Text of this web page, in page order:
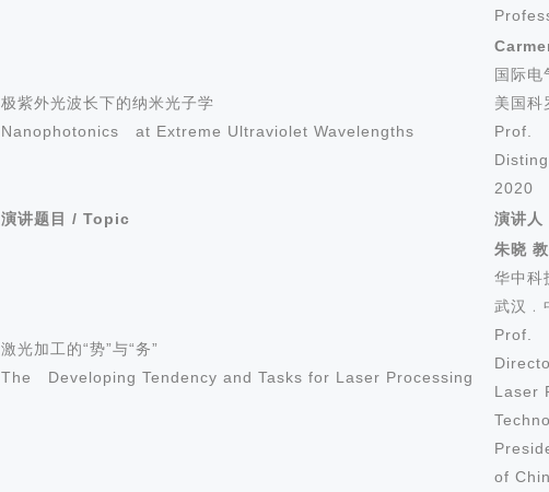
极紫外光波长下的纳米光子学
Nanophotonics at Extreme Ultraviolet Wavelengths
国际电
美国科
Prof.
2020
演讲题目 / Topic 演讲人
激光加工的“势”与“务”
The Developing Tendency and Tasks for Laser Processing
朱晓
华中科
武汉﹒
Prof.
Laser
of